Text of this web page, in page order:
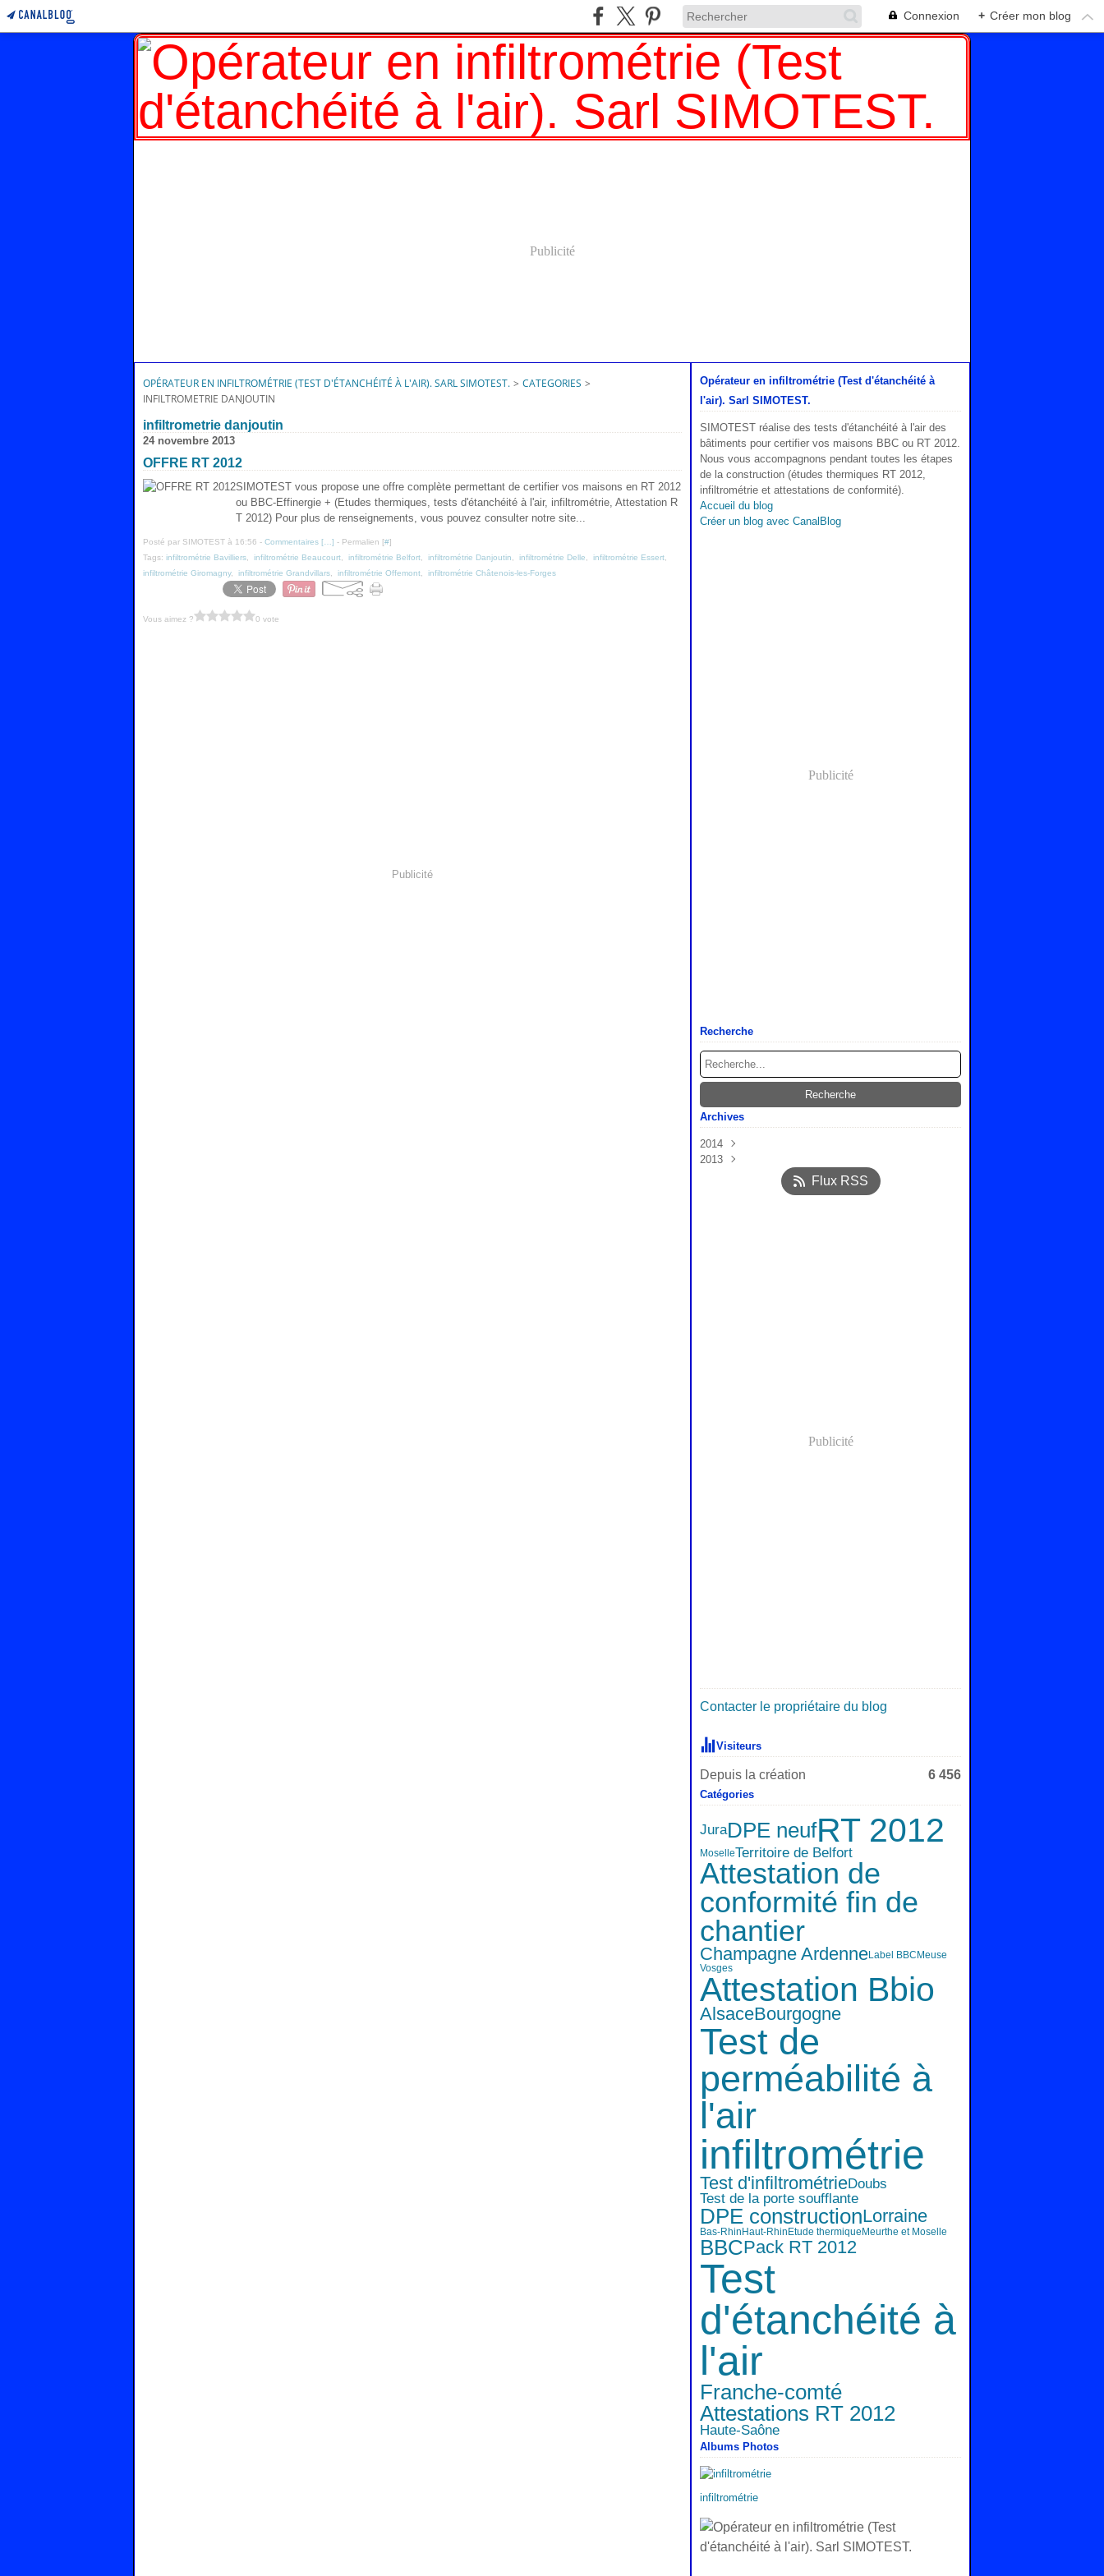
Connexion + Créer mon blog
Publicité
OPÉRATEUR EN INFILTROMÉTRIE (TEST D'ÉTANCHÉITÉ À L'AIR). SARL SIMOTEST. > CATEGORIES >
INFILTROMETRIE DANJOUTIN
infiltrometrie danjoutin
24 novembre 2013
OFFRE RT 2012
SIMOTEST vous propose une offre complète permettant de certifier vos maisons en RT 2012
ou BBC-Effinergie + (Etudes thermiques, tests d'étanchéité à l'air, infiltrométrie, Attestation R
T 2012) Pour plus de renseignements, vous pouvez consulter notre site...
Posté par SIMOTEST à 16:56 - Commentaires [ ] - Permalien [#]
Tags: infiltrométrie Bavilliers infiltrométrie Beaucourt infiltrométrie Belfort infiltrométrie Danjoutin infiltrométrie Delle infiltrométrie Essert
infiltrométrie Giromagny, infiltrométrie Grandvillars infiltrométrie Offemont infiltrométrie Châtenois-les-Forges
Vous aimez ? 0 vote
Publicité
Opérateur en infiltrométrie (Test d'étanchéité à
l'air). Sarl SIMOTEST.
SIMOTEST réalise des tests d'étanchéité à l'air des
bâtiments pour certifier vos maisons BBC ou RT 2012.
Nous vous accompagnons pendant toutes les étapes
de la construction (études thermiques RT 2012,
infiltrométrie et attestations de conformité).
Accueil du blog
Créer un blog avec CanalBlog
Publicité
Recherche
Archives
2014
Janvier
2013
Flux RSS
Publicité
Contacter le propriétaire du blog
Visiteurs
Depuis la création 6 456
Catégories
JuraDPE neufRT 2012
MoselleTerritoire de Belfort
Attestation de
conformité fin de
chantier
Champagne ArdenneLabel BBCMeuse
Vosges
Attestation Bbio
AlsaceBourgogne
Test de
perméabilité à
l'air
infiltrométrie
Test d'infiltrométrieDoubs
Test de la porte soufflante
DPE constructionLorraine
Bas-Rhin Haut-Rhin Etude thermique Meurthe et Moselle
BBCPack RT 2012
Test
d'étanchéité à
l'air
Franche-comté
Attestations RT 2012
Haute-Saône
Albums Photos
infiltrométrie